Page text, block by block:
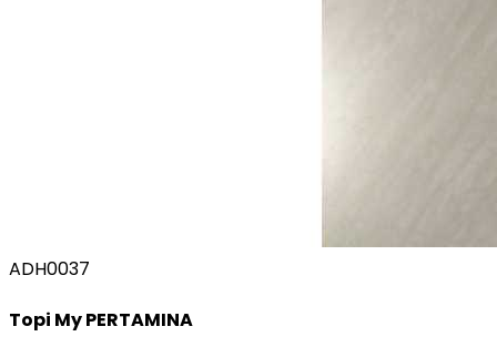
ADH0037
Topi My PERTAMINA